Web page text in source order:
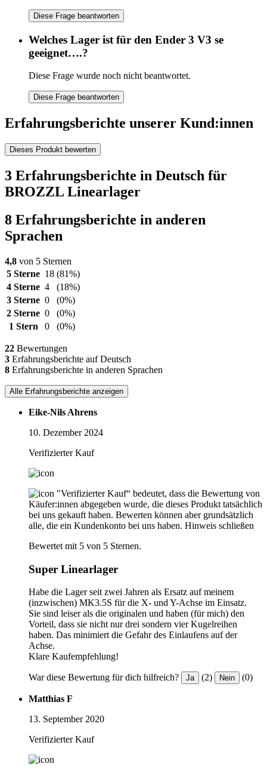
Diese Frage beantworten
Welches Lager ist für den Ender 3 V3 se
geeignet….?
Diese Frage wurde noch nicht beantwortet.
Diese Frage beantworten
Erfahrungsberichte unserer Kund:innen
Dieses Produkt bewerten
3 Erfahrungsberichte in Deutsch für
BROZZL Linearlager
8 Erfahrungsberichte in anderen
Sprachen
4,8 von 5 Sternen
5 Sterne 18 (81%)
4 Sterne 4
(18%)
3 Sterne 0
(0%)
2 Sterne 0
(0%)
1 Stern
0 (0%)
22 Bewertungen
3 Erfahrungsberichte auf Deutsch
8 Erfahrungsberichte in anderen Sprachen
Alle Erfahrungsberichte anzeigen
Eike-Nils Ahrens
10. Dezember 2024
Verifizierter Kauf
"Verifizierter Kauf“ bedeutet, dass die Bewertung von
Käufer:innen abgegeben wurde, die dieses Produkt tatsächlich
bei uns gekauft haben. Bewerten können aber grundsätzlich
alle, die ein Kundenkonto bei uns haben. Hinweis schließen
Bewertet mit 5 von 5 Sternen.
Super Linearlager
Habe die Lager seit zwei Jahren als Ersatz auf meinem
(inzwischen) MK3.5S für die X- und Y-Achse im Einsatz.
Sie sind leiser als die originalen und haben (für mich) den
Vorteil, dass sie nicht nur drei sondern vier Kugelreihen
haben. Das minimiert die Gefahr des Einlaufens auf der
Achse.
Klare Kaufempfehlung!
War diese Bewertung für dich hilfreich? Ja (2) Nein (0)
Matthias F
13. September 2020
Verifizierter Kauf